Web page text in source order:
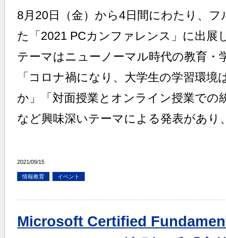
8月20日（金）から4日間にわたり、
た「2021 PCカンファレンス」に出展
テーマはニューノーマル時代の教育・
「コロナ禍になり、大学生の学習環
か」「対面授業とオンライン授業での
など興味深いテーマによる発表があ
2021/09/15
情報教育 イベント
Microsoft Certified